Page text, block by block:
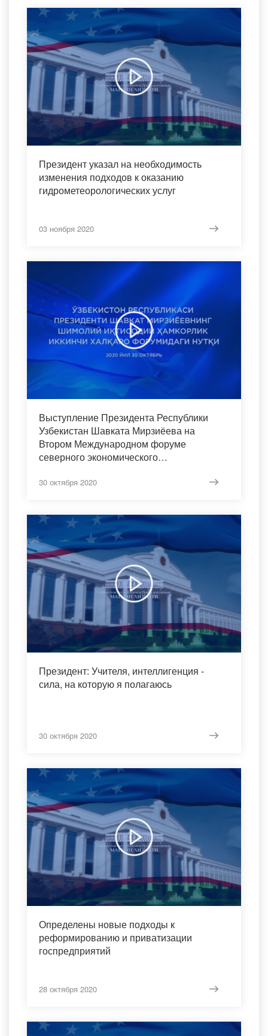
Президент указал на необходимость
изменения подходов к оказанию
гидрометеорологических услуг
03 ноября 2020
Выступление Президента Республики
Узбекистан Шавката Мирзиёева на
Втором Международном форуме
северного экономического
30 октября 2020
Президент: Учителя, интеллигенция -
сила, на которую я полагаюсь
30 октября 2020
Определены новые подходы к
реформированию и приватизации
госпредприятий
28 октября 2020